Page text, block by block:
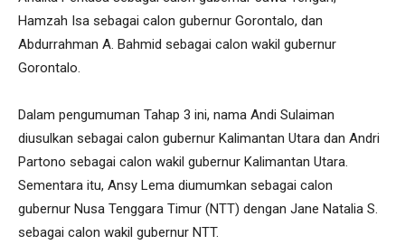
Hamzah Isa sebagai calon gubernur Gorontalo, dan
Abdurrahman A. Bahmid sebagai calon wakil gubernur
Gorontalo.
Dalam pengumuman Tahap 3 ini, nama Andi Sulaiman
diusulkan sebagai calon gubernur Kalimantan Utara dan Andri
Partono sebagai calon wakil gubernur Kalimantan Utara.
Sementara itu, Ansy Lema diumumkan sebagai calon
gubernur Nusa Tenggara Timur (NTT) dengan Jane Natalia S.
sebagai calon wakil gubernur NTT.